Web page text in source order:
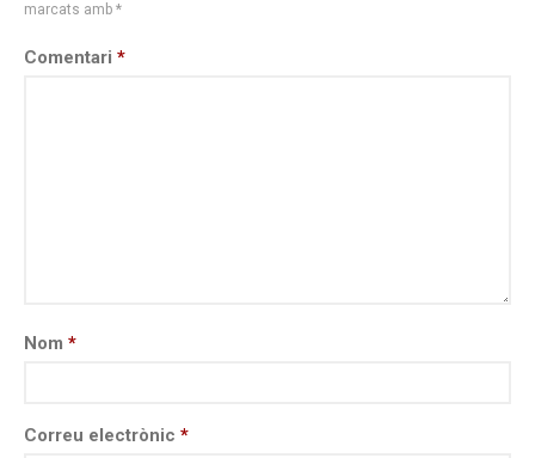
marcats amb *
Comentari *
Nom *
Correu electrònic *